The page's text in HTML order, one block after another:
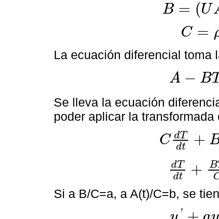
B = (U
B=U A+m Cp
C =
C=ρ olCp
La ecuación diferencial toma
A − B
A-B =Cd Tdt
Se lleva la ecuación
poder aplicar la transformada
C dT
dt +
CdT dt+BT =At
dT
dt + B
dTdt+ TC= AtC
Si a B/C=a, a A(t)/C=b, se
'